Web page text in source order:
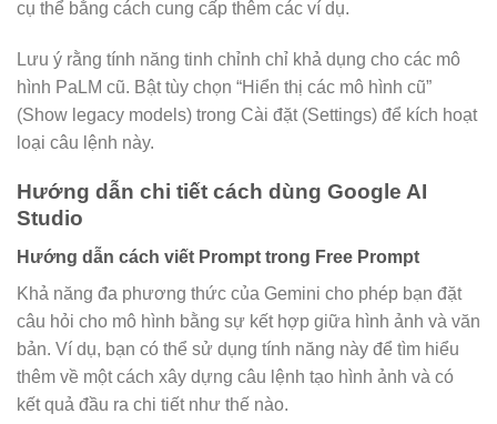
cụ thể bằng cách cung cấp thêm các ví dụ.
Lưu ý rằng tính năng tinh chỉnh chỉ khả dụng cho các mô
hình PaLM cũ. Bật tùy chọn “Hiển thị các mô hình cũ”
(Show legacy models) trong Cài đặt (Settings) để kích hoạt
loại câu lệnh này.
Hướng dẫn chi tiết cách dùng Google AI
Studio
Hướng dẫn cách viết Prompt trong Free Prompt
Khả năng đa phương thức của Gemini cho phép bạn đặt
câu hỏi cho mô hình bằng sự kết hợp giữa hình ảnh và văn
bản. Ví dụ, bạn có thể sử dụng tính năng này để tìm hiểu
thêm về một cách xây dựng câu lệnh tạo hình ảnh và có
kết quả đầu ra chi tiết như thế nào.